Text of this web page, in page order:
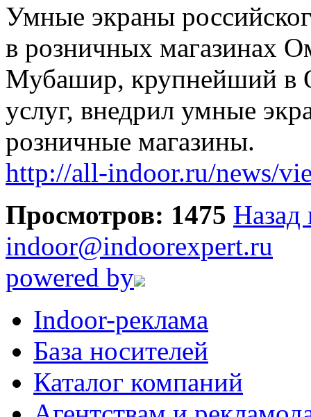
Умные экраны
в розничных магазинах
Мубашир, крупнейший в
услуг, внедрил умные
розничные магазины.
http://all-indoor.ru/news/
Просмотров: 1475 Назад
indoor@indoorexpert.ru
powered by
Indoor-реклама
База носителей
Каталог компаний